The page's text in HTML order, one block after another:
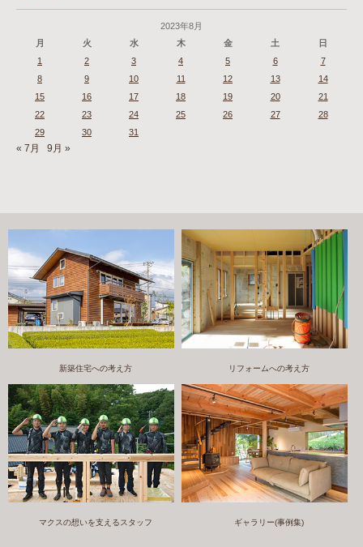
2023年8月
月
火 水 木 金 土
日
1
2 3 4 5 6
7
8
9 10 11 12 13
14
15
16 17 18 19 20
21
22
23 24 25 26 27
28
29
30 31
« 7月 9月 »
新築住宅への考え方 リフォームへの考え方
マクスの想いを支えるスタッフ ギャラリー(事例集)